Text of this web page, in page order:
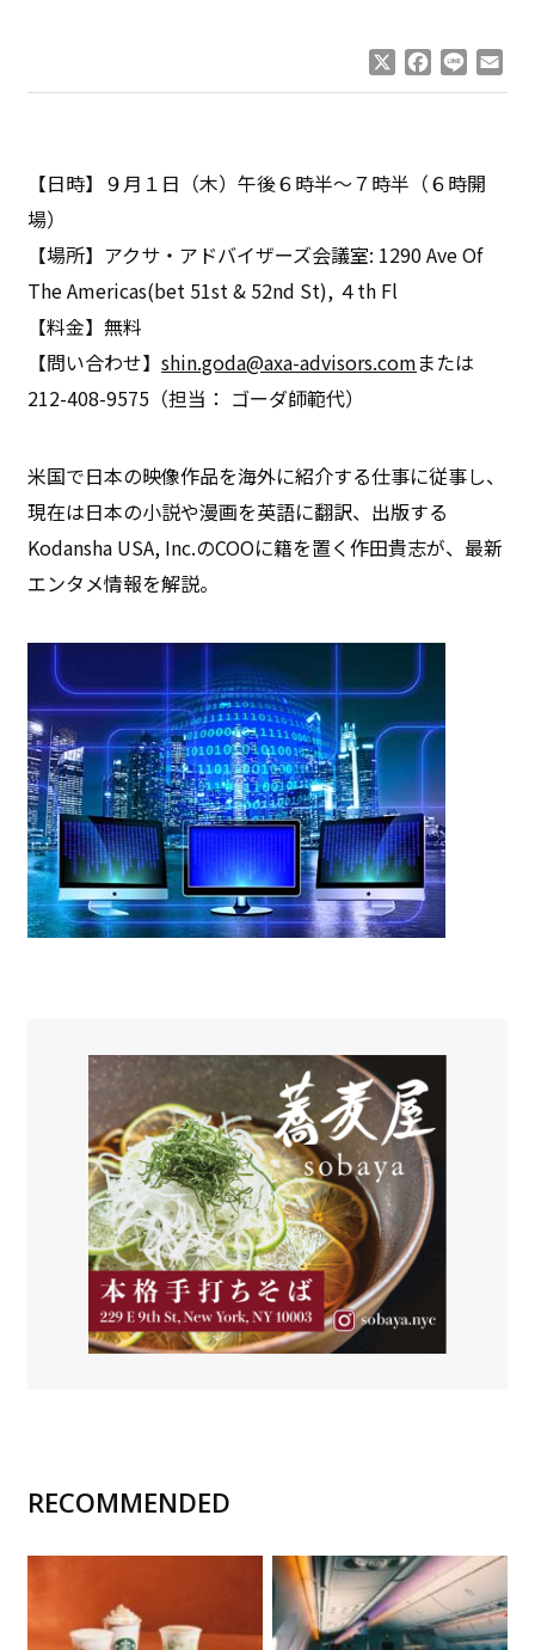
Facebook
Line
【日時】９月１日（木）午後６時半～７時半（６時開
場）
【場所】アクサ・アドバイザーズ会議室: 1290 Ave Of
The Americas(bet 51st & 52nd St), ４th Fl
【料金】無料
【問い合わせ】shin.goda@axa-advisors.comまたは
212-408-9575（担当： ゴーダ師範代）
米国で日本の映像作品を海外に紹介する仕事に従事し、
現在は日本の小説や漫画を英語に翻訳、出版する
Kodansha USA, Inc.のCOOに籍を置く作田貴志が、最新
エンタメ情報を解説。
RECOMMENDED